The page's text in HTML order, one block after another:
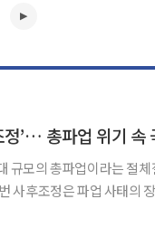
정’… 총파업 위기 속
규모의 총파업이라는 절
사후조정은 파업 사태의